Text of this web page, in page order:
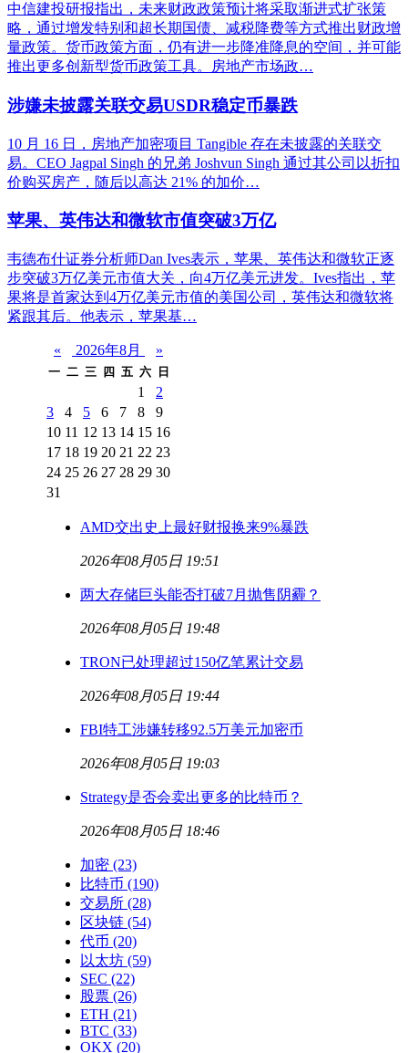
中信建投研报指出，未来财政政策预计将采取渐进式扩张策
略，通过增发特别和超长期国债、减税降费等方式推出财政增
量政策。货币政策方面，仍有进一步降准降息的空间，并可能
推出更多创新型货币政策工具。房地产市场政…
涉嫌未披露关联交易USDR稳定币暴跌
10 月 16 日，房地产加密项目 Tangible 存在未披露的关联交
易。CEO Jagpal Singh 的兄弟 Joshvun Singh 通过其公司以折扣
价购买房产，随后以高达 21% 的加价…
苹果、英伟达和微软市值突破3万亿
韦德布什证券分析师Dan Ives表示，苹果、英伟达和微软正逐
步突破3万亿美元市值大关，向4万亿美元进发。Ives指出，苹
果将是首家达到4万亿美元市值的美国公司，英伟达和微软将
紧跟其后。他表示，苹果基…
« 2026年8月 »
一 二 三 四 五 六 日
1
2
3
4 5 6 7 8
9
10 11 12 13 14 15 16
17 18 19 20 21 22 23
24 25 26 27 28 29 30
31
AMD交出史上最好财报换来9%暴跌
2026年08月05日 19:51
两大存储巨头能否打破7月抛售阴霾？
2026年08月05日 19:48
TRON已处理超过150亿笔累计交易
2026年08月05日 19:44
FBI特工涉嫌转移92.5万美元加密币
2026年08月05日 19:03
Strategy是否会卖出更多的比特币？
2026年08月05日 18:46
加密 (23)
比特币 (190)
交易所 (28)
区块链 (54)
代币 (20)
以太坊 (59)
SEC (22)
股票 (26)
ETH (21)
BTC (33)
OKX (20)